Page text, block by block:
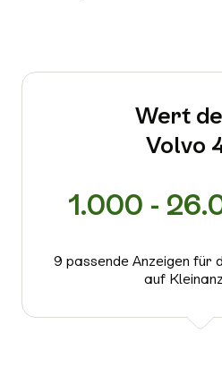
Wert
Volvo
1.000 -
9 passende Anzeigen für
auf